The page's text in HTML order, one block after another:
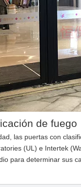
de fuego
las puertas con
(UL) e Intertek
para determinar sus